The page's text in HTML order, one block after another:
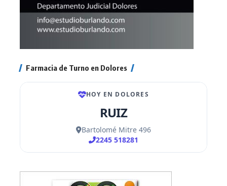
Farmacia de Turno en Dolores